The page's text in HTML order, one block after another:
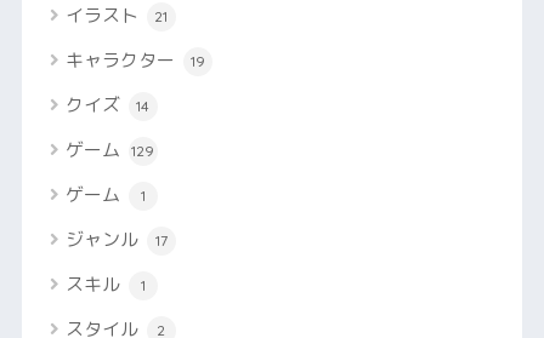
イラスト 21
キャラクター 19
クイズ 14
ゲーム 129
ゲーム 1
ジャンル 17
スキル 1
スタイル 2